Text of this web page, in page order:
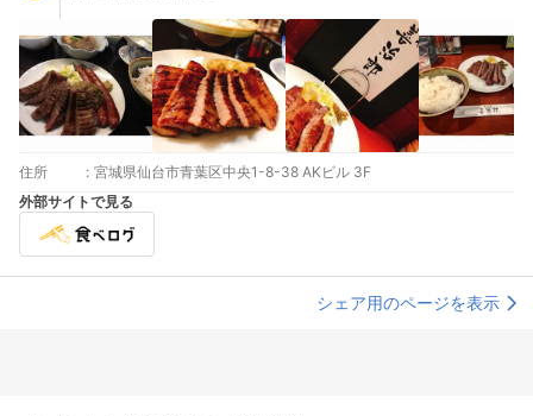
住所 : 宮城県仙台市青葉区中央1-8-38 AKビル 3F
外部サイトで見る
シェア用のページを表示